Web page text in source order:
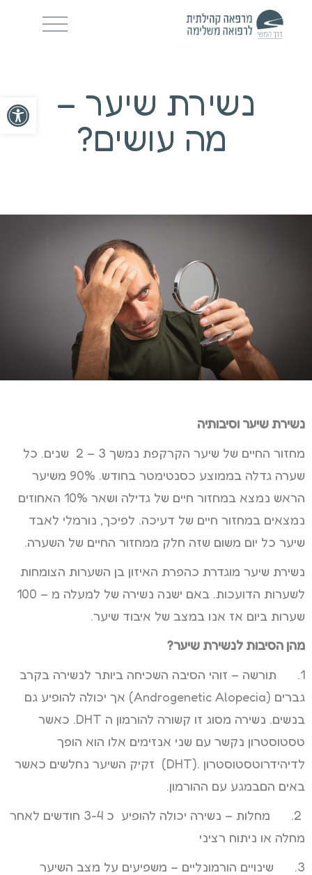
פתח
נשירת שיער –
מה עושים?
נשירת שיער וסיבותיה
מחזור החיים של שיער הקרקפת נמשך 3 – 2 שנים. כל
שערה גדלה בממוצע כסנטימטר בחודש. 90% משיער
הראש נמצא במחזור חיים של גדילה ושאר 10% האחוזים
נמצאים במחזור חיים של דעיכה. לפיכך, נורמלי לאבד
שיער כל יום משום שזה חלק ממחזור החיים של השערה.
נשירת שיער מוגדרת כהפרת האיזון בן השערות הצומחות
לשערות הדועכות. באם ישנה נשירה של למעלה מ – 100
שערות ביום אז אנו במצב של איבוד שיער.
מהן הסיבות לנשירת שיער?
1. תורשה – זוהי הסיבה השכיחה ביותר לנשירה בקרב
גברים (Androgenetic Alopecia) אך יכולה להופיע גם
בנשים. נשירה מסוג זו קשורה להורמון ה DHT. כאשר
טסטוסטרון נקשר עם שני אנזימים אלו הוא הופך
לדיהידרוטסטוסטרון .(DHT) זקיק השיער נחלשים כאשר
באים הםבמגע עם ההורמון.
2. מחלות – נשירה יכולה להופיע כ 3-4 חודשים לאחר
מחלה או ניתוח רציני
3. שינויים הורמונליים – משפיעים על מצב השיער